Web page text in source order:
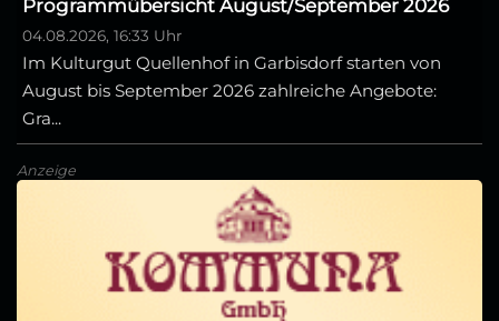
Programmübersicht August/September 2026
04.08.2026, 16:33 Uhr
Im Kulturgut Quellenhof in Garbisdorf starten von
August bis September 2026 zahlreiche Angebote:
Gra...
Anzeige